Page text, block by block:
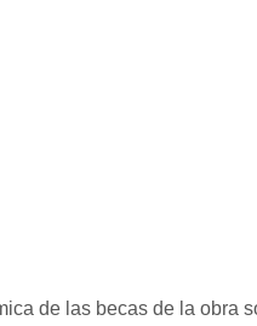
de las becas de la obra